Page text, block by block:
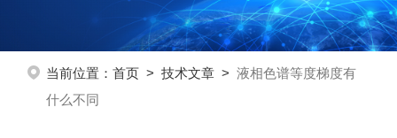
当前位置： 首页> 技术文章> 液相色谱等度梯度有
什么不同